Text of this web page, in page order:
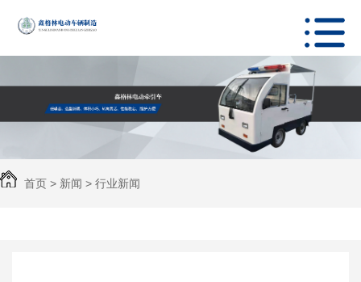
首页 > 新闻 > 行业新闻